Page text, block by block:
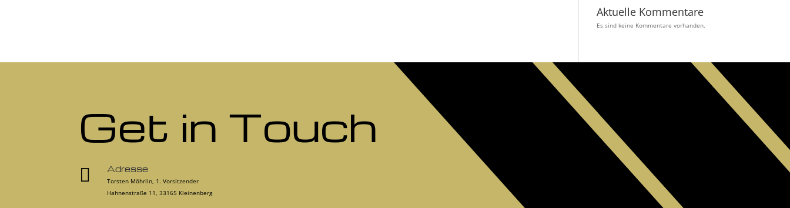
Aktuelle Kommentare
Es sind keine Kommentare vorhanden.
Get in Touch
 Adresse
Torsten Möhrlin, 1. Vorsitzender
Hahnenstraße 11, 33165 Kleinenberg